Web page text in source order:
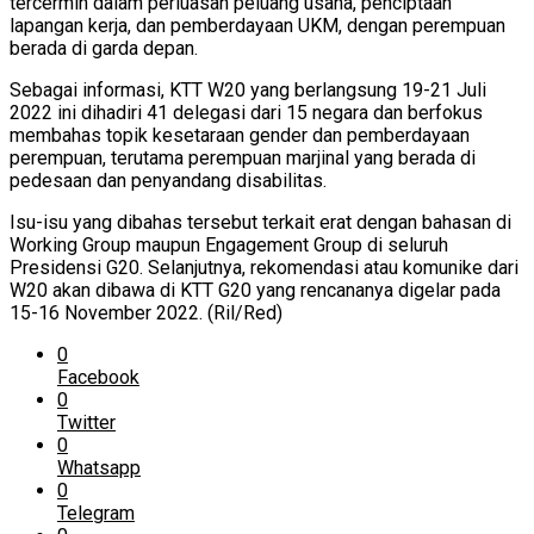
lapangan kerja, dan pemberdayaan UKM, dengan perempuan
berada di garda depan.
Sebagai informasi, KTT W20 yang berlangsung 19-21 Juli
2022 ini dihadiri 41 delegasi dari 15 negara dan berfokus
membahas topik kesetaraan gender dan pemberdayaan
perempuan, terutama perempuan marjinal yang berada di
pedesaan dan penyandang disabilitas.
Isu-isu yang dibahas tersebut terkait erat dengan bahasan di
Working Group maupun Engagement Group di seluruh
Presidensi G20. Selanjutnya, rekomendasi atau komunike dari
W20 akan dibawa di KTT G20 yang rencananya digelar pada
15-16 November 2022. (Ril/Red)
0
Facebook
0
Twitter
0
Whatsapp
0
Telegram